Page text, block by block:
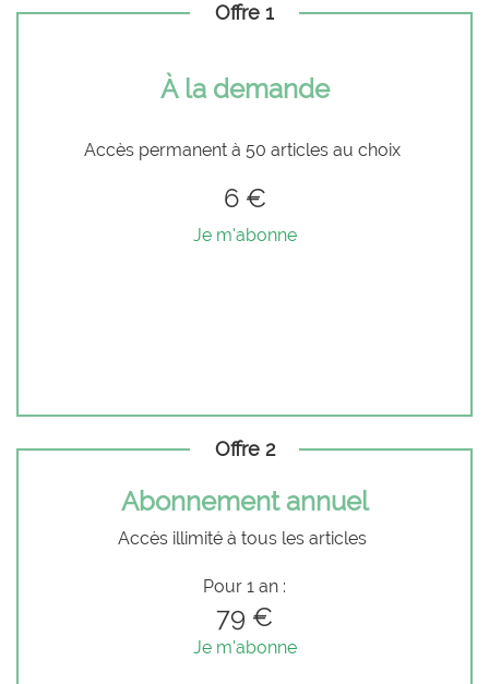
Offre 1
À la demande
Accès permanent à 50 articles au choix
6 €
Je m'abonne
Offre 2
Abonnement annuel
Accès illimité à tous les articles
Pour 1 an :
79 €
Je m'abonne